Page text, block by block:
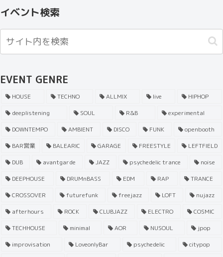
イベント検索
EVENT GENRE
HOUSE TECHNO ALLMIX live
HIPHOP
deeplistening
SOUL R&B
experimental
DOWNTEMPO
AMBIENT DISCO FUNK
openbooth
BAR営業
BALEARIC GARAGE FREESTYLE
LEFTFIELD
DUB
avantgarde JAZZ psychedelic trance
noise
DEEPHOUSE
DRUMnBASS EDM RAP
TRANCE
CROSSOVER
futurefunk freejazz LOFT
nujazz
afterhours
ROCK CLUBJAZZ ELECTRO
COSMIC
TECHHOUSE
minimal AOR NUSOUL
jpop
improvisation
LoveonlyBar psychedelic
citypop